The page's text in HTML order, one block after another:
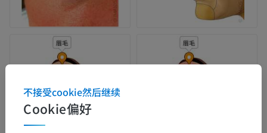
Cookie偏好
不接受cookie然后继续